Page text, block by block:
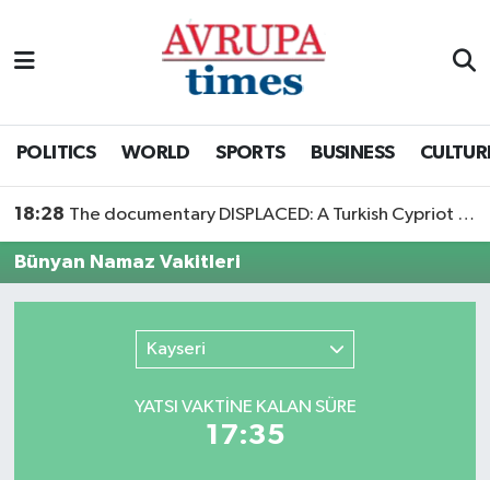
POLITICS WORLD SPORTS BUSINESS
18:28 The documentary DISPLACED: A Turkish Cypriot Story is now available to watch
Bünyan Namaz Vakitleri
Kayseri
YATSI VAKTİNE KALAN SÜRE
17:35
Nöbetçi Eczaneler
Süper Lig Puan Durumu ve Fikstür
Tüm Manşetler
Son Dakika Haberleri